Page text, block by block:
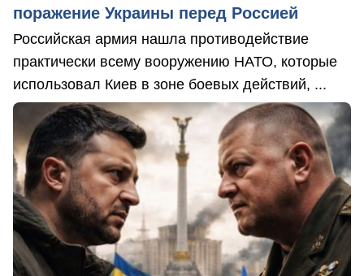
поражение Украины перед Россией
Российская армия нашла противодействие
практически всему вооружению НАТО, которые
использовал Киев в зоне боевых действий, ...